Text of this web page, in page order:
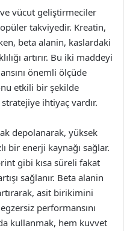
vücut geliştirmeciler
takviyedir. Kreatin,
beta alanin, kaslardaki
artırır. Bu iki maddeyi
önemli ölçüde
etkili bir şekilde
ihtiyaç vardır.
depolanarak, yüksek
bir enerji kaynağı sağlar.
gibi kısa süreli fakat
sağlanır. Beta alanin
asit birikimini
performansını
kullanmak, hem kuvvet